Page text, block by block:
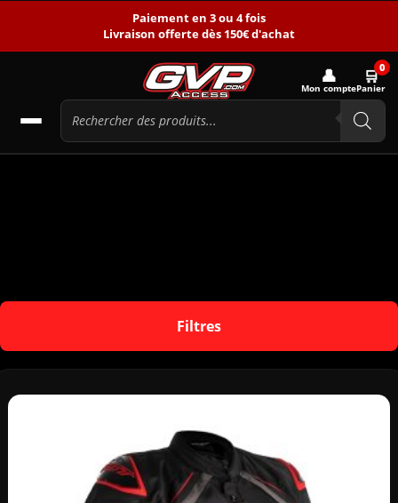
Paiement en 3 ou 4 fois
Livraison offerte dès 150€ d'achat
👤
Mon compte
🛒0
Panier
Filtres